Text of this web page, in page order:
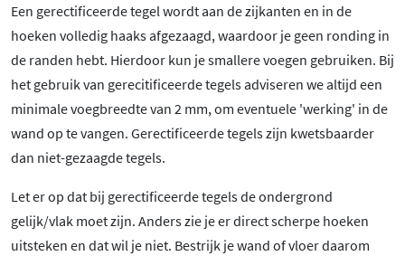
Een gerectificeerde tegel wordt aan de zijkanten en in de
hoeken volledig haaks afgezaagd, waardoor je geen ronding in
de randen hebt. Hierdoor kun je smallere voegen gebruiken. Bij
het gebruik van gerecitificeerde tegels adviseren we altijd een
minimale voegbreedte van 2 mm, om eventuele 'werking' in de
wand op te vangen. Gerectificeerde tegels zijn kwetsbaarder
dan niet-gezaagde tegels.
Let er op dat bij gerectificeerde tegels de ondergrond
gelijk/vlak moet zijn. Anders zie je er direct scherpe hoeken
uitsteken en dat wil je niet. Bestrijk je wand of vloer daarom